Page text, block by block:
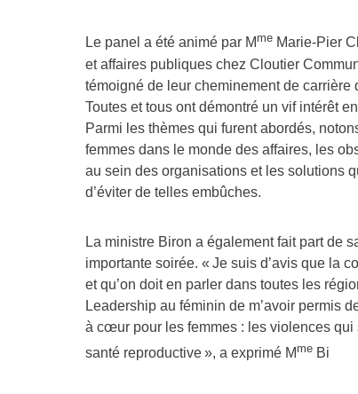
Le panel a été animé par M me Marie-Pier
et affaires publiques chez Cloutier
témoigné de leur cheminement de carrière
Toutes et tous ont démontré un vif intérêt
Parmi les thèmes qui furent abordés,
femmes dans le monde des affaires, les
au sein des organisations et les solutions
d’éviter de telles embûches.
La ministre Biron a également fait part de
importante soirée. « Je suis d’avis que la
et qu’on doit en parler dans toutes les
Leadership au féminin de m’avoir permis
à cœur pour les femmes : les violences qui
santé reproductive », a exprimé M me Bi